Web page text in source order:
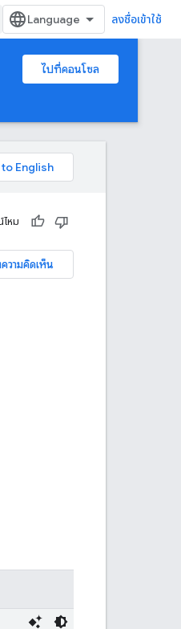
ลงชื่อเข้าใช้
ไปที่คอนโซล
หม
วามคิดเห็น